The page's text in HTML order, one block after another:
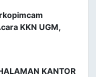
KKN UGM,
KANTOR